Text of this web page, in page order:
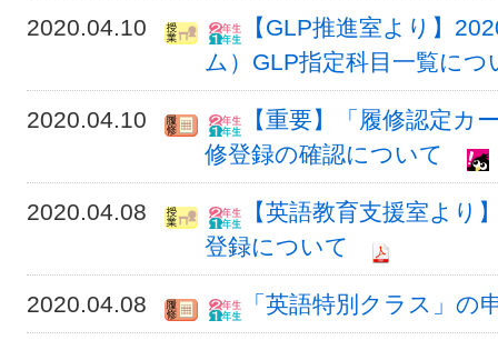
2020.04.10
【GLP推進室より】
ム）GLP指定科目一覧につ
2020.04.10
【重要】「履修認定カ
修登録の確認について
2020.04.08
【英語教育支援室より
登録について
2020.04.08 「英語特別クラス」